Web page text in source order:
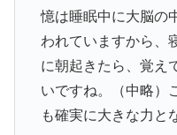
憶は睡眠中に大脳の
われていますから、
に朝起きたら、覚え
いですね。（中略）
も確実に大きな力と